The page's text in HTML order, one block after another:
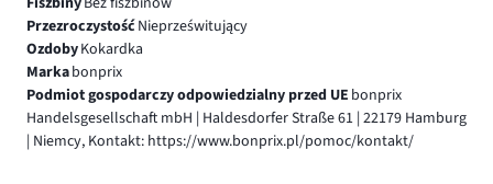
PrzezroczystośćNieprześwitujący
OzdobyKokardka
Markabonprix
Podmiot gospodarczy odpowiedzialny przed UE bonprix
Handelsgesellschaft mbH | Haldesdorfer Straße 61 | 22179 Hamburg
| Niemcy, Kontakt: https://www.bonprix.pl/pomoc/kontakt/